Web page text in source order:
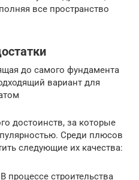
все пространство
до самого фундамента
вариант для
достоинств, за которые
Среди плюсов
следующие их качества:
процессе строительства